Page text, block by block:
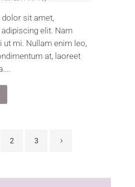
sit amet,
elit. Nam
ut mi. Nullam enim leo,
at, laoreet
2 3